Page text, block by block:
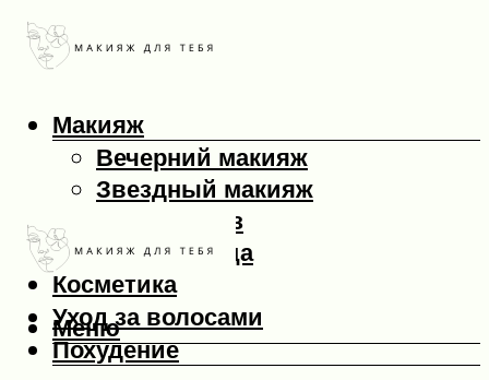
Макияж
Вечерний макияж
Звездный макияж
Макияж глаз
Макияж лица
Косметика
Уход за волосами
Похудение
Меню